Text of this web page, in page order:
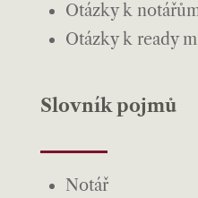
Otázky k
Otázky k ready
Slovník pojmů
Notář